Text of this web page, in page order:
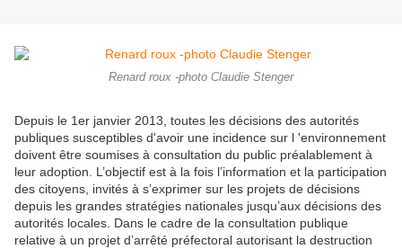
Renard roux -photo Claudie Stenger
Depuis le 1er janvier 2013, toutes les décisions des autorités
publiques susceptibles d'avoir une incidence sur l 'environnement
doivent être soumises à consultation du public préalablement à
leur adoption. L’objectif est à la fois l’information et la participation
des citoyens, invités à s’exprimer sur les projets de décisions
depuis les grandes stratégies nationales jusqu’aux décisions des
autorités locales. Dans le cadre de la consultation publique
relative à un projet d’arrêté préfectoral autorisant la destruction